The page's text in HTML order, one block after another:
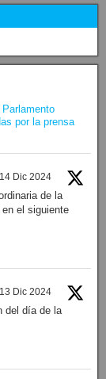
por la prensa
14 Dic 2024
de la
en el siguiente
13 Dic 2024
del día de la